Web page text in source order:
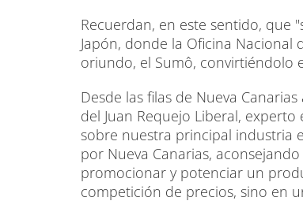
Recuerdan, en este sentido, que
Japón, donde la Oficina Nacional
oriundo, el Sumô, convirtiéndolo
Desde las filas de Nueva
del Juan Requejo Liberal,
sobre nuestra principal industria
por Nueva Canarias,
promocionar y potenciar un
competición de precios, sino en